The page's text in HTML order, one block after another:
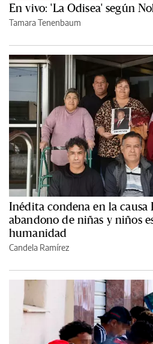
En vivo: 'La Odisea' según
Tamara Tenenbaum
Inédita condena en la causa
abandono de niñas y niños
humanidad
Candela Ramírez